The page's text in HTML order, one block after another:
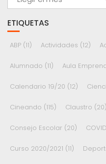
ETIQUETAS
ABP (11) Actividades (12)
Alumnado (11) Aula
Calendario 19/20 (12)
Cineando (115) Claustro (20)
Consejo Escolar (20)
Curso 2020/2021 (11)